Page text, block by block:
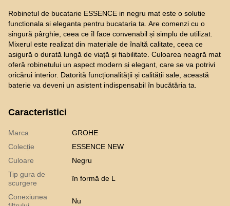
Robinetul de bucatarie ESSENCE in negru mat este o solutie
functionala si eleganta pentru bucataria ta. Are comenzi cu o
singură pârghie, ceea ce îl face convenabil și simplu de utilizat.
Mixerul este realizat din materiale de înaltă calitate, ceea ce
asigură o durată lungă de viață și fiabilitate. Culoarea neagră mat
oferă robinetului un aspect modern și elegant, care se va potrivi
oricărui interior. Datorită funcționalității și calității sale, această
baterie va deveni un asistent indispensabil în bucătăria ta.
Caracteristici
Marca
GROHE
Colecție
ESSENCE NEW
Culoare
Negru
Tip gura de
scurgere
în formă de L
Conexiunea
Nu